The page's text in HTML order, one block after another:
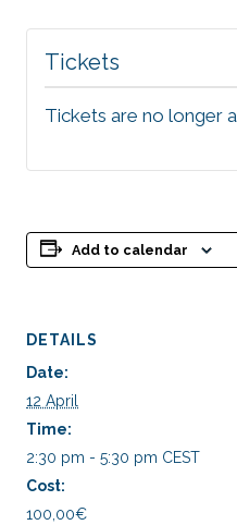
Tickets
Tickets are no longer
Add to calendar
DETAILS
Date:
12 April
Time:
2:30 pm - 5:30 pm CEST
Cost:
100,00€